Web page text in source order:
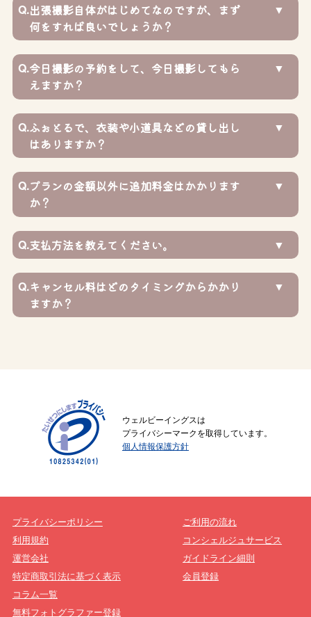
Q.出張撮影自体がはじめてなのですが、まず
何をすれば良いでしょうか？
Q.今日撮影の予約をして、今日撮影してもら
えますか？
Q.ふぉとるで、衣装や小道具などの貸し出し
はありますか？
Q.プランの金額以外に追加料金はかかります
か？
Q.支払方法を教えてください。
Q.キャンセル料はどのタイミングからかかり
ますか？
ウェルビーイングスは
プライバシーマークを取得しています。
個人情報保護方針
プライバシーポリシー
利用規約
運営会社
特定商取引法に基づく表示
ご利用の流れ
コンシェルジュサービス
ガイドライン細則
会員登録
コラム一覧
無料フォトグラファー登録